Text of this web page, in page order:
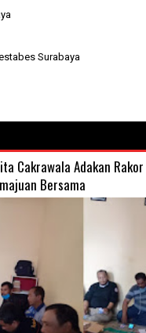
Surabaya
Cakrawala Adakan
Bersama